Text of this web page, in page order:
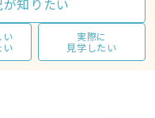
知りたい
い
い
実際に
見学したい